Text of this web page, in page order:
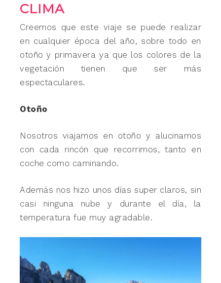
CLIMA
Creemos que este viaje se puede realizar
en cualquier época del año, sobre todo en
otoño y primavera ya que los colores de la
vegetación tienen que ser más
espectaculares.
Otoño
Nosotros viajamos en otoño y alucinamos
con cada rincón que recorrimos, tanto en
coche como caminando.
Además nos hizo unos días super claros, sin
casi ninguna nube y durante el día, la
temperatura fue muy agradable.